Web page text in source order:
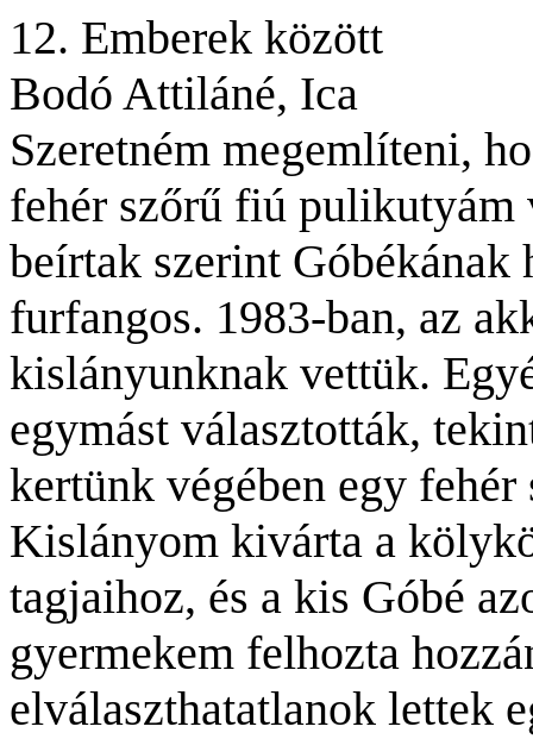
12. Emberek között
Bodó Attiláné, Ica
Szeretném megemlíteni,
fehér szőrű fiú
beírtak szerint
furfangos. 1983-ban, az
kislányunknak vettük.
egymást választották,
kertünk végében egy
Kislányom kivárta a
tagjaihoz, és a kis Góbé
gyermekem felhozta
elválaszthatatlanok lettek